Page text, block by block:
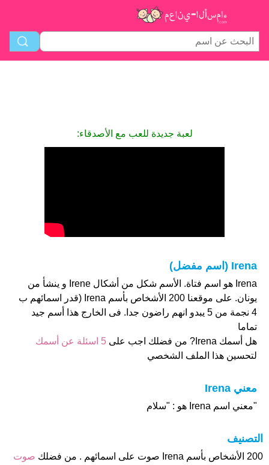
لعبة جديدة للعب مع الأصدقاء:
Irena (اسم مفضل)
Irena هو اسم فتاة. الأسم شكل من أشكال Irene و ينشأ من
يونان. على موقعنا 200 الأشخاص بأسم Irena (قدر اسمائهم ب
4 نجمة من 5 يبدو انهم راضون جدا. فى الخارج هذا أسم جيد
تماما
هل أسمك Irena? من فضلك اجب على
5 اسئلة عن أسمك
لتحسين هذا الملف الشخصي
معني Irena
"معني اسم Irena هو : "سلام
التصنيف
200 الأشخاص بأسم Irena صوت على اسمائهم . من فضلك
صوت